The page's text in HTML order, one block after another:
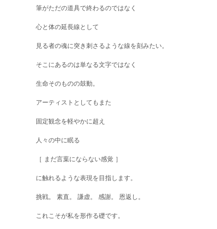
筆がただの道具で終わるのではなく
心と体の延長線として
見る者の魂に突き刺さるような線を刻みたい。
そこにあるのは単なる文字ではなく
生命そのものの鼓動。
アーティストとしてもまた
固定観念を軽やかに超え
人々の中に眠る
［ まだ言葉にならない感覚 ］
に触れるような表現を目指します。
挑戦。 素直。 謙虚。 感謝。 恩返し。
これこそが私を形作る礎です。